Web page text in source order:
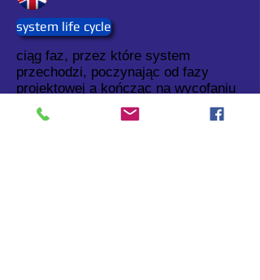
system life cycle
ciąg faz, przez które system
przechodzi, poczynając od fazy
projektowej a kończąc na wycofaniu
go z użycia.